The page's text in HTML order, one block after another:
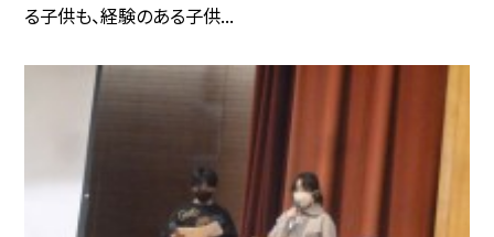
る子供も、経験のある子供...